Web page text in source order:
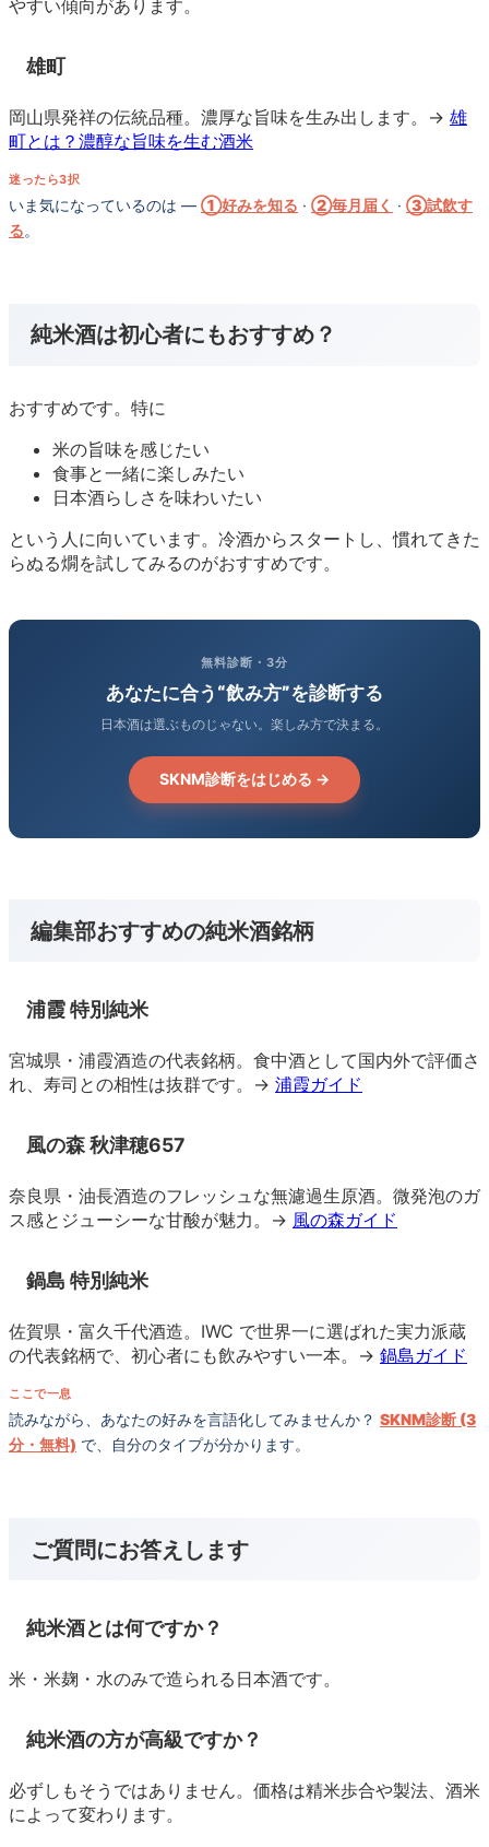
やすい傾向があります。
雄町
岡山県発祥の伝統品種。濃厚な旨味を生み出します。→ 雄
町とは？濃醇な旨味を生む酒米
迷ったら3択
いま気になっているのは — ①好みを知る · ②毎月届く · ③試飲す
る。
純米酒は初心者にもおすすめ？
おすすめです。特に
米の旨味を感じたい
食事と一緒に楽しみたい
日本酒らしさを味わいたい
という人に向いています。冷酒からスタートし、慣れてきた
らぬる燗を試してみるのがおすすめです。
無料診断・3分
あなたに合う“飲み方”を診断する
日本酒は選ぶものじゃない。楽しみ方で決まる。
SKNM診断をはじめる →
編集部おすすめの純米酒銘柄
浦霞 特別純米
宮城県・浦霞酒造の代表銘柄。食中酒として国内外で評価さ
れ、寿司との相性は抜群です。→ 浦霞ガイド
風の森 秋津穂657
奈良県・油長酒造のフレッシュな無濾過生原酒。微発泡のガ
ス感とジューシーな甘酸が魅力。→ 風の森ガイド
鍋島 特別純米
佐賀県・富久千代酒造。IWC で世界一に選ばれた実力派蔵
の代表銘柄で、初心者にも飲みやすい一本。→ 鍋島ガイド
ここで一息
読みながら、あなたの好みを言語化してみませんか？ SKNM診断 (3
分・無料) で、自分のタイプが分かります。
ご質問にお答えします
純米酒とは何ですか？
米・米麹・水のみで造られる日本酒です。
純米酒の方が高級ですか？
必ずしもそうではありません。価格は精米歩合や製法、酒米
によって変わります。